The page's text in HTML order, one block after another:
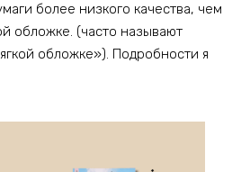
более низкого качества, чем
обложке. (часто называют
обложке»). Подробности я